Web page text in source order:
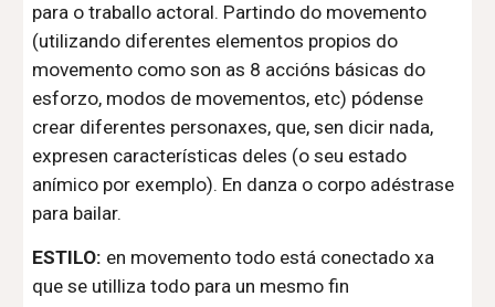
para o traballo actoral. Partindo do movemento
(utilizando diferentes elementos propios do
movemento como son as 8 accións básicas do
esforzo, modos de movementos, etc) pódense
crear diferentes personaxes, que, sen dicir nada,
expresen características deles (o seu estado
anímico por exemplo). En danza o corpo adéstrase
para bailar.
ESTILO: en movemento todo está conectado xa
que se utilliza todo para un mesmo fin